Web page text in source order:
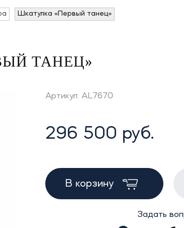
Шкатулка «Первый танец»
ТАНЕЦ»
Артикул: AL7670
296 500 руб.
В корзину
Задать